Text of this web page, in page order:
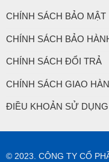
CHÍNH SÁCH BẢO MẬT
CHÍNH SÁCH BẢO
CHÍNH SÁCH ĐỔI TRẢ
CHÍNH SÁCH GIAO
ĐIỀU KHOẢN SỬ DỤNG
© 2023. CÔNG TY CỔ